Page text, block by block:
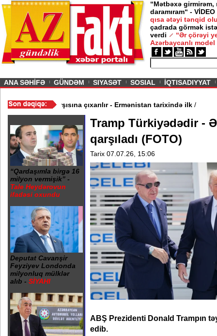
“Mətbəxə girmirəm,
daramıram“ - VİDEO
qısa ətəyi tənqid
çadrada görmək
verdi
“Ər çörəyi
Azərbaycanlı model
ANA SƏHİFƏ GÜNDƏM SIYASƏT SOSIAL İQTISADIYYAT
II Qaregin məhkəmə qarşısına çıxarılır - Ermənistan tarixində ilk
“Qardaşımla birgə 16
milyon vermişik” -
Tale Heydərovun
ifadəsi oxundu
Deputat Cavanşir
Feyziyev Londonda
milyonluq mülklər
alıb - SİYAHI
Tramp Türkiyədədir -
qarşıladı (FOTO)
Tarix 07.07.26, 15:06
ABŞ Prezidenti Donald Trampın
edib.